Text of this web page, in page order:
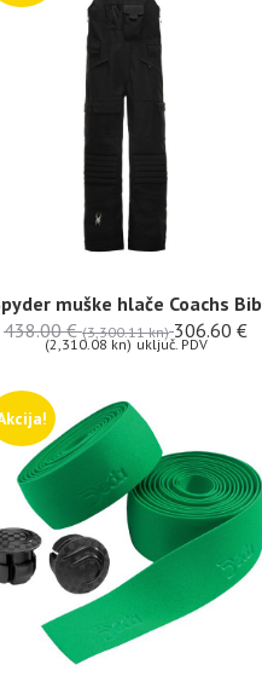
muške hlače Coachs Bib
438.00€ (3,300.11 kn) 306.60 €
(2,310.08 kn) uključ. PDV